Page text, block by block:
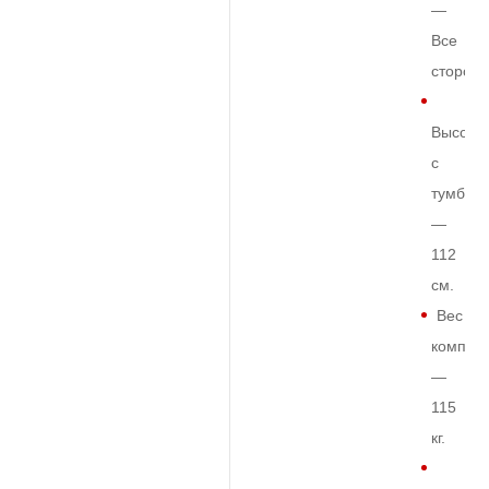
—
Все
Высота
с
тумбой
—
112
см.
Вес
—
115
кг.